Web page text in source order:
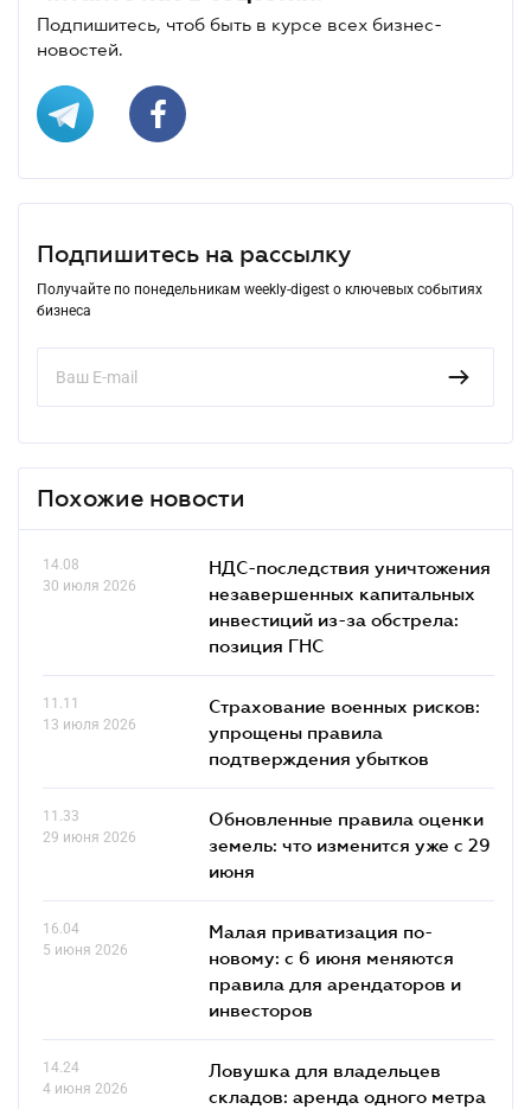
Подпишитесь, чтоб быть в курсе всех бизнес-
новостей.
Подпишитесь на рассылку
Получайте по понедельникам weekly-digest о ключевых событиях
бизнеса
Похожие новости
14.08
30 июля 2026
НДС-последствия уничтожения
незавершенных капитальных
инвестиций из-за обстрела:
позиция ГНС
11.11
13 июля 2026
Страхование военных рисков:
упрощены правила
подтверждения убытков
11.33
29 июня 2026
Обновленные правила оценки
земель: что изменится уже с 29
июня
16.04
5 июня 2026
Малая приватизация по-
новому: с 6 июня меняются
правила для арендаторов и
инвесторов
14.24
4 июня 2026
Ловушка для владельцев
складов: аренда одного метра